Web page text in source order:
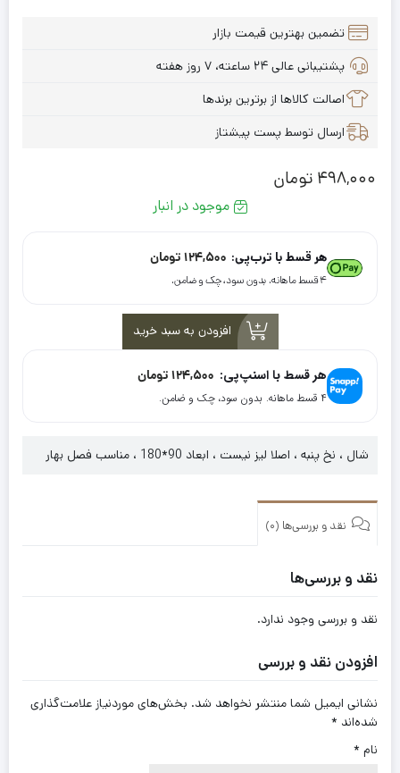
تضمین بهترین قیمت بازار
پشتیبانی عالی ۲۴ ساعته، ۷ روز هفته
اصالت کالاها از برترین برندها
ارسال توسط پست پیشتاز
498,000 تومان
موجود در انبار
هر قسط با ترب‌پی: 124,500 تومان
۴ قسط ماهانه. بدون سود، چک و ضامن.
افزودن به سبد خرید
هر قسط با اسنپ‌پی: 124,500 تومان
۴ قسط ماهانه. بدون سود، چک و ضامن.
شال ، نخ پنبه ، اصلا لیز نیست ، ابعاد 90*180 ، مناسب فصل بهار
نقد و بررسی‌ها (0)
نقد و بررسی‌ها
نقد و بررسی وجود ندارد.
افزودن نقد و بررسی
نشانی ایمیل شما منتشر نخواهد شد. بخش‌های موردنیاز علامت‌گذاری
شده‌اند *
نام *